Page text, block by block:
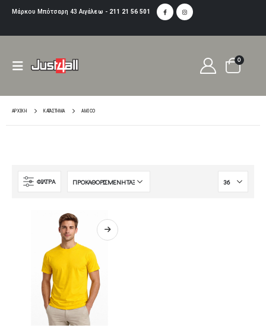
Μάρκου Μπότσαρη 43 Αιγάλεω - 211 21 56 501
0
ΑΡΧΙΚΉ ΚΑΤΆΣΤΗΜΑ AMICO
ΦΙΛΤΡA